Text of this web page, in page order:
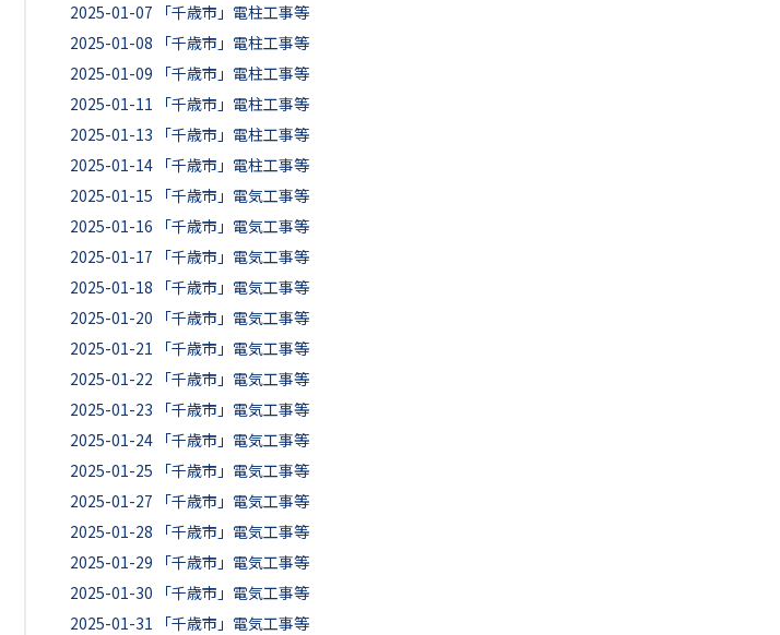
2025-01-07
「千歳市」電柱工事等
2025-01-08
「千歳市」電柱工事等
2025-01-09
「千歳市」電柱工事等
2025-01-11
「千歳市」電柱工事等
2025-01-13
「千歳市」電柱工事等
2025-01-14 「千歳市」電柱工事等
2025-01-15
「千歳市」電気工事等
2025-01-16
「千歳市」電気工事等
2025-01-17
「千歳市」電気工事等
2025-01-18
「千歳市」電気工事等
2025-01-20
「千歳市」電気工事等
2025-01-21
「千歳市」電気工事等
2025-01-22
「千歳市」電気工事等
2025-01-23
「千歳市」電気工事等
2025-01-24 「千歳市」電気工事等
2025-01-25
「千歳市」電気工事等
2025-01-27
「千歳市」電気工事等
2025-01-28
「千歳市」電気工事等
2025-01-29
「千歳市」電気工事等
2025-01-30
「千歳市」電気工事等
2025-01-31
「千歳市」電気工事等